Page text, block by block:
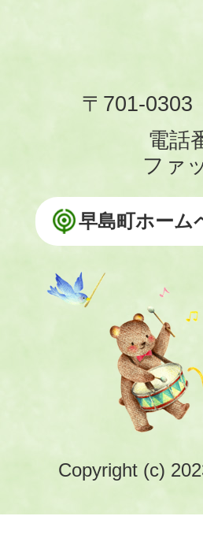
〒701-
電話
ファ
早島町ホーム
Copyright (c)